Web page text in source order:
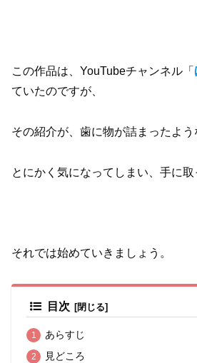
この作品は、YouTubeチャンネル「
ていたのですが、
その紹介が、歯に物が詰まったよ
とにかく気になってしまい、手に取
それでは始めていきましょう。
目次
あらすじ
見どころ